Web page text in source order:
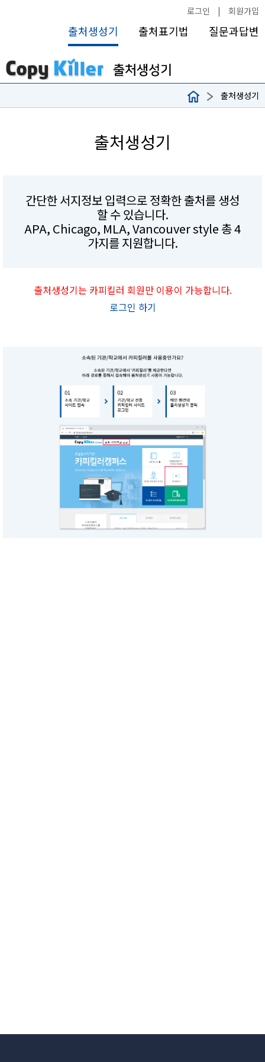
로그인 | 회원가입
출처생성기 출처표기법 질문과답변
출처생성기
출처생성기
간단한 서지정보 입력으로 정확한 출처를 생성
할 수 있습니다.
APA, Chicago, MLA, Vancouver style 총 4
가지를 지원합니다.
출처생성기는 카피킬러 회원만 이용이 가능합니다.
로그인 하기